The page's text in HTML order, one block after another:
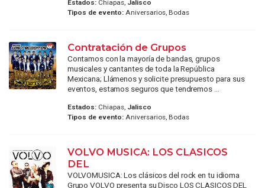
Estados:Chiapas, Jalisco
Tipos de evento:Aniversarios, Bodas
Contratación de Grupos
Contamos con la mayoría de bandas, grupos
musicales y cantantes de toda la República
Mexicana; Llámenos y solicite presupuesto para sus
eventos, estamos seguros que tendremos ...
Estados:Chiapas, Jalisco
Tipos de evento:Aniversarios, Bodas
VOLVO MUSICA: LOS CLASICOS
DEL
VOLVOMUSICA: Los clásicos del rock en tu idioma
Grupo VOLVO presenta su Disco LOS CLASICOS DEL